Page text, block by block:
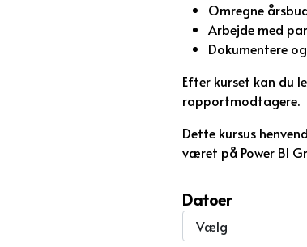
Omregne
Arbejde med
Dokumentere
Efter kurset kan du
rapportmodtagere.
Dette kursus
været på Power BI
Datoer